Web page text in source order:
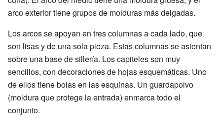
arco exterior tiene grupos de molduras más delgadas.
Los arcos se apoyan en tres columnas a cada lado, que
son lisas y de una sola pieza. Estas columnas se asientan
sobre una base de sillería. Los capiteles son muy
sencillos, con decoraciones de hojas esquemáticas. Uno
de ellos tiene bolas en las esquinas. Un guardapolvo
(moldura que protege la entrada) enmarca todo el
conjunto.